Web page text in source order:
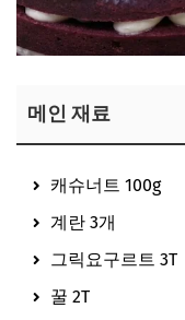
메인 재료
캐슈너트 100g
계란 3개
그릭요구르트 3T
꿀 2T